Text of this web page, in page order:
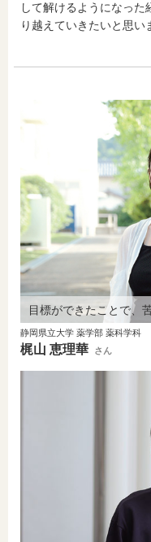
して解けるようになっ
り越えていきたいと思い
目標ができたことで、
静岡県立大学 薬学部 薬科学科
梶山 恵理華 さん